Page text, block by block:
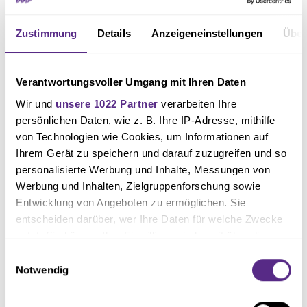
Zustimmung Details Anzeigeneinstellungen
Verantwortungsvoller Umgang mit Ihren Daten
Wir und unsere 1022 Partner verarbeiten Ihre
persönlichen Daten, wie z. B. Ihre IP-Adresse, mithilfe
von Technologien wie Cookies, um Informationen auf
Ihrem Gerät zu speichern und darauf zuzugreifen und so
personalisierte Werbung und Inhalte, Messungen von
Werbung und Inhalten, Zielgruppenforschung sowie
Entwicklung von Angeboten zu ermöglichen. Sie
entscheiden darüber, wer Ihre Daten für welche Zwecke
Trigger Symbol ändern oder widerrufen
Notwendig